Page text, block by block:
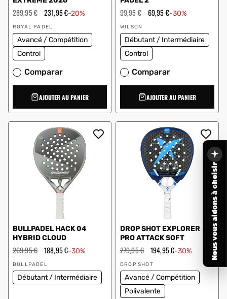
Prix
régulier
289,95 € Prix
solde
231,95 €-20%
Vendeur
:
ROYAL PADEL
Avancé / Compétition
Control
Comparar
AJOUTER AU PANIER
Prix
régulier
99,95 € Prix
69,95 €-30%
Vendeur
:
WILSON
Débutant / Intermédiaire
Control
Comparar
AJOUTER AU PANIER
BULLPADEL HACK 04
HYBRID CLOUD
Prix
régulier
269,95 € Prix
en
solde
188,95 €-30%
Vendeur
:
BULLPADEL
Débutant / Intermédiaire
DROP SHOT EXPLORER
PRO ATTACK SOFT
Prix
régulier
279,95 € Prix
solde
194,95 €-30%
Vendeur
:
DROP SHOT
Avancé / Compétition
Polivalente
Nous vous aidons à choisir